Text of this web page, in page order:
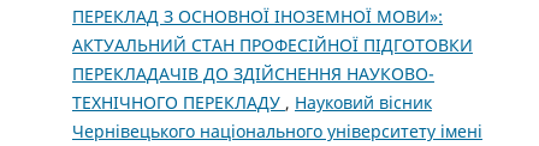
ПЕРЕКЛАД З ОСНОВНОЇ ІНОЗЕМНОЇ МОВИ»:
АКТУАЛЬНИЙ СТАН ПРОФЕСІЙНОЇ ПІДГОТОВКИ
ПЕРЕКЛАДАЧІВ ДО ЗДІЙСНЕННЯ НАУКОВО-
ТЕХНІЧНОГО ПЕРЕКЛАДУ , Науковий вісник
Чернівецького національного університету імені